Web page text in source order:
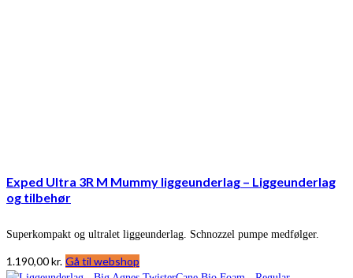
Exped Ultra 3R M Mummy liggeunderlag – Liggeunderlag
og tilbehør
Superkompakt og ultralet liggeunderlag. Schnozzel pumpe medfølger.
1.190,00kr. Gå til webshop